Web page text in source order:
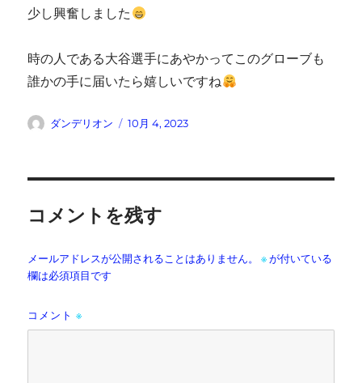
少し興奮しました
時の人である大谷選手にあやかってこのグローブも
誰かの手に届いたら嬉しいですね
投
ダンデリオン
投
10月 4, 2023
コメントを残す
メールアドレスが公開されることはありません。 ※が付いている
欄は必須項目です
コメント※